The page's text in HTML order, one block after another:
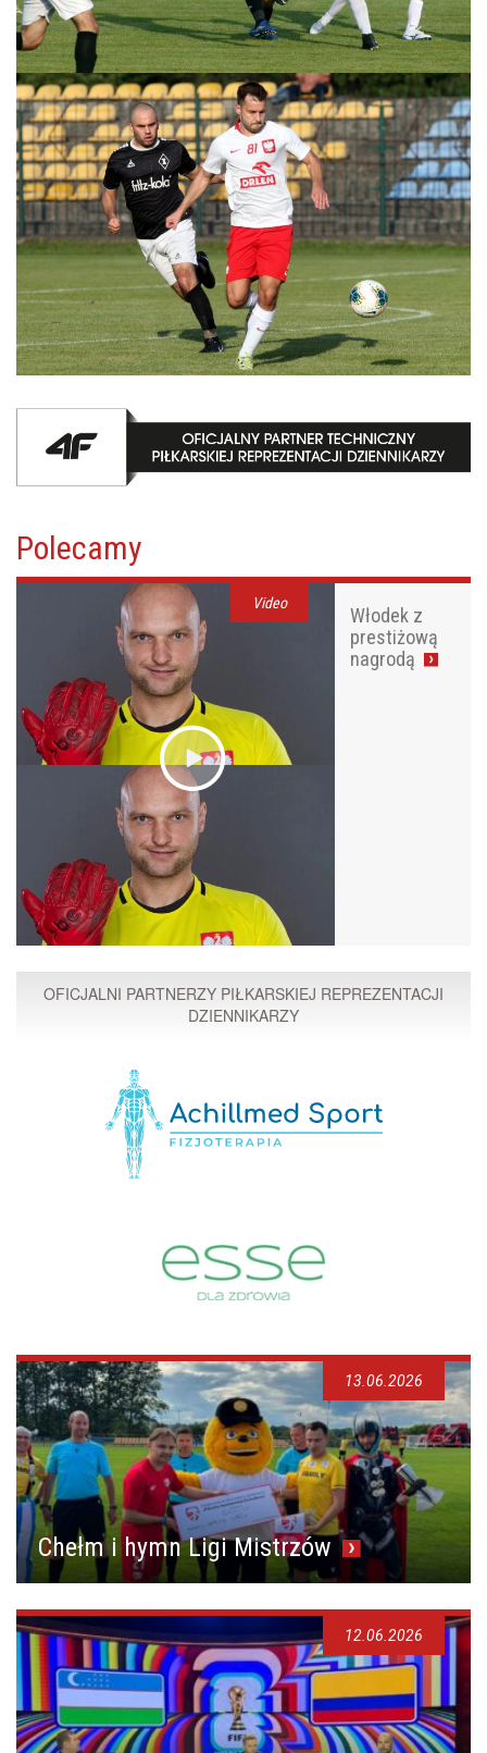
Polecamy
Video
Włodek z
prestiżową
nagrodą
OFICJALNI PARTNERZY PIŁKARSKIEJ REPREZENTACJI
DZIENNIKARZY
Chełm i hymn Ligi Mistrzów
13.06.2026
12.06.2026